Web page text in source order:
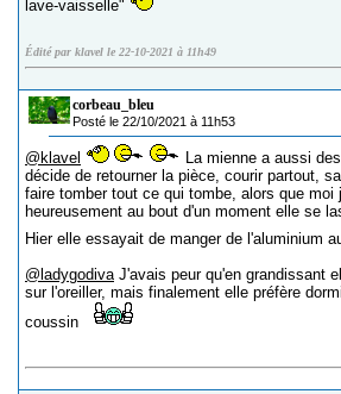
lave-vaisselle"
Édité par klavel le 22-10-2021 à 11h49
corbeau_bleu
Posté le 22/10/2021 à 11h53
@klavel
La mienne a aussi
décide de retourner la pièce, courir partout,
faire tomber tout ce qui tombe, alors que moi
heureusement au bout d'un moment elle se
Hier elle essayait de manger de l'aluminium
@ladygodiva J'avais peur qu'en grandissant
sur l'oreiller, mais finalement elle préfère
coussin